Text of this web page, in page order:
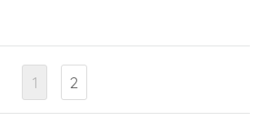
1 2